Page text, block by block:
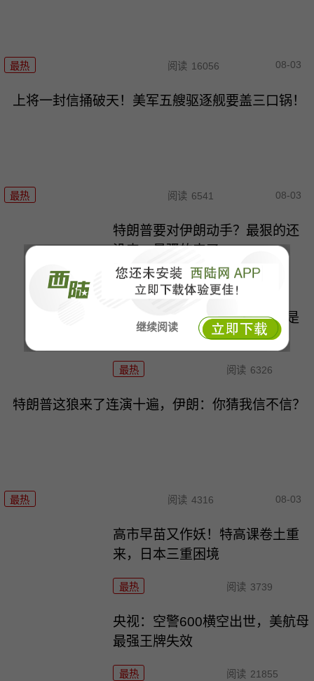
继续阅读
最热 阅读 16056 08-03
上将一封信捅破天！美军五艘驱逐舰要盖三口锅！
最热 阅读 6541 08-03
特朗普要对伊朗动手？最狠的还
没来，最骚的来了
最热 阅读
政治自杀！菲律宾防长，你这是
在给菲律宾掘墓！
最热 阅读 6326
特朗普这狼来了连演十遍，伊朗：你猜我信不信？
最热 阅读 4316 08-03
高市早苗又作妖！特高课卷土重
来，日本三重困境
最热 阅读 3739
央视：空警600横空出世，美航母
最强王牌失效
最热 阅读 21855